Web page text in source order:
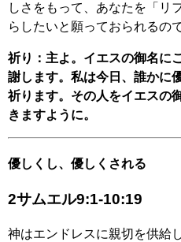
しさをもって、あなたを「リ
らしたいと願っておられるので
祈り：主よ。イエスの御名に
謝します。私は今日、誰かに
祈ります。その人をイエスの
きますように。
優しくし、優しくされる
2サムエル9:1-10:19
神はエンドレスに親切を供給